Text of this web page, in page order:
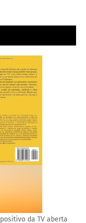
da TV aberta